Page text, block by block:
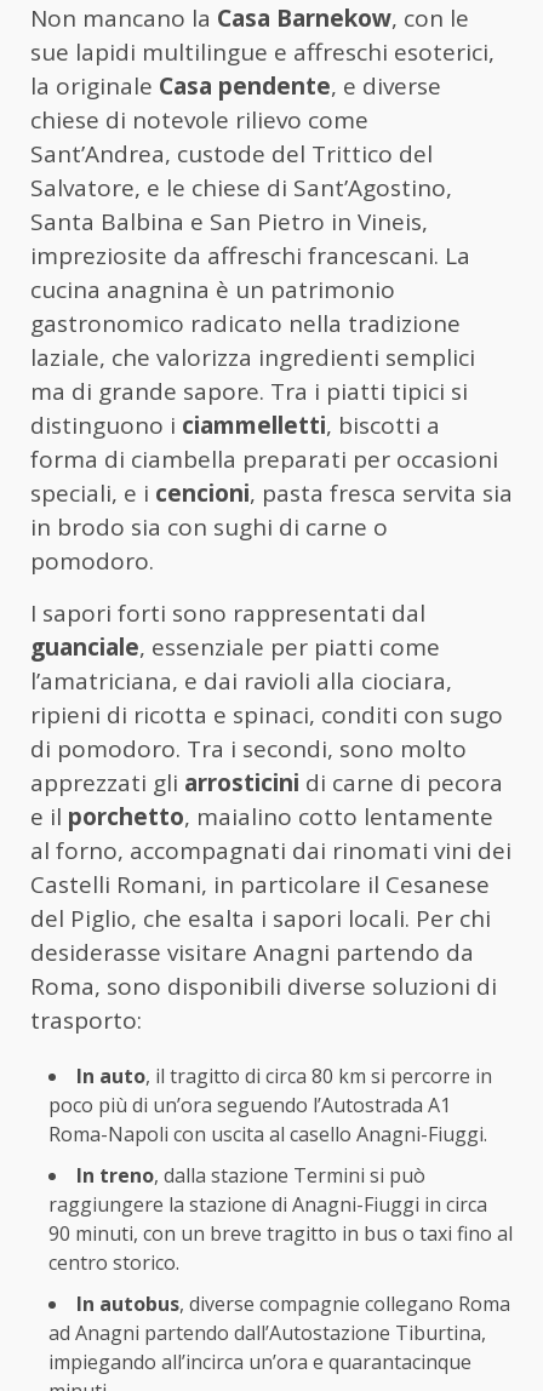
Non mancano la Casa Barnekow, con le
sue lapidi multilingue e affreschi esoterici,
la originale Casa pendente, e diverse
chiese di notevole rilievo come
Sant’Andrea, custode del Trittico del
Salvatore, e le chiese di Sant’Agostino,
Santa Balbina e San Pietro in Vineis,
impreziosite da affreschi francescani. La
cucina anagnina è un patrimonio
gastronomico radicato nella tradizione
laziale, che valorizza ingredienti semplici
ma di grande sapore. Tra i piatti tipici si
distinguono i ciammelletti, biscotti a
forma di ciambella preparati per occasioni
speciali, e i cencioni, pasta fresca servita sia
in brodo sia con sughi di carne o
pomodoro.
I sapori forti sono rappresentati dal
guanciale, essenziale per piatti come
l’amatriciana, e dai ravioli alla ciociara,
ripieni di ricotta e spinaci, conditi con sugo
di pomodoro. Tra i secondi, sono molto
apprezzati gli arrosticini di carne di pecora
e il porchetto, maialino cotto lentamente
al forno, accompagnati dai rinomati vini dei
Castelli Romani, in particolare il Cesanese
del Piglio, che esalta i sapori locali. Per chi
desiderasse visitare Anagni partendo da
Roma, sono disponibili diverse soluzioni di
trasporto:
In auto, il tragitto di circa 80 km si percorre in
poco più di un’ora seguendo l’Autostrada A1
Roma-Napoli con uscita al casello Anagni-Fiuggi.
In treno, dalla stazione Termini si può
raggiungere la stazione di Anagni-Fiuggi in circa
90 minuti, con un breve tragitto in bus o taxi fino al
centro storico.
In autobus, diverse compagnie collegano Roma
ad Anagni partendo dall’Autostazione Tiburtina,
impiegando all’incirca un’ora e quarantacinque